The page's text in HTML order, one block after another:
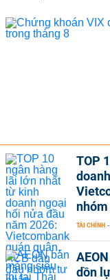
TOP
TÀI CHÍNH -
dồn